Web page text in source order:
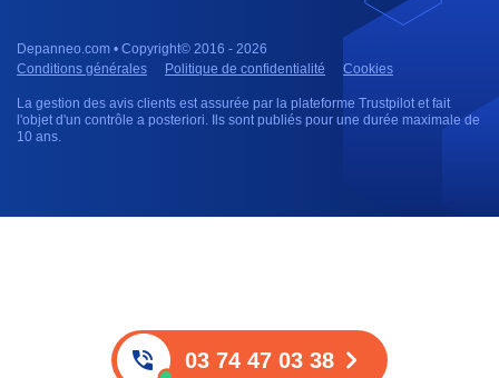
Depanneo.com • Copyright© 2016 - 2026
Conditions générales
Politique de confidentialité Cookies
La gestion des avis clients est assurée par la plateforme Trustpilot et fait
l'objet d'un contrôle a posteriori. Ils sont publiés pour une durée maximale de
10 ans.
03 74 47 03 38